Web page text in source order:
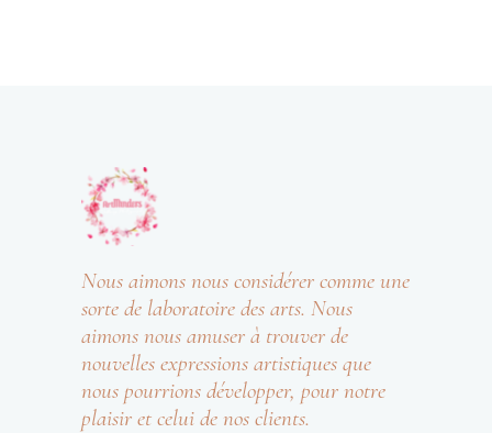
Nous aimons nous considérer comme une
sorte de laboratoire des arts. Nous
aimons nous amuser à trouver de
nouvelles expressions artistiques que
nous pourrions développer, pour notre
plaisir et celui de nos clients.